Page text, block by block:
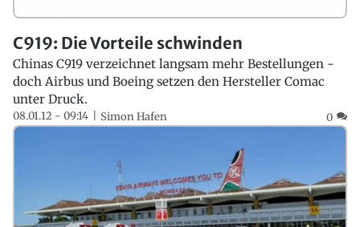
C919: Die Vorteile schwinden
Chinas C919 verzeichnet langsam mehr Bestellungen -
doch Airbus und Boeing setzen den Hersteller Comac
unter Druck.
08.01.12 - 09:14 Simon Hafen 0